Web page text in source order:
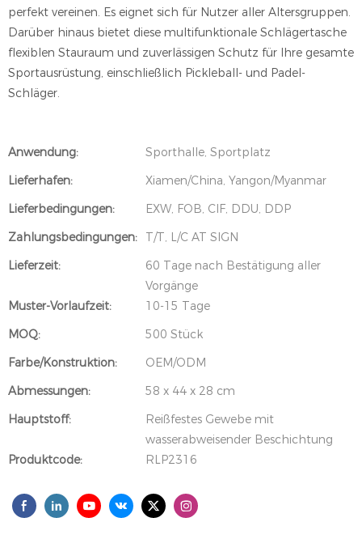
perfekt vereinen. Es eignet sich für Nutzer aller Altersgruppen.
Darüber hinaus bietet diese multifunktionale Schlägertasche
flexiblen Stauraum und zuverlässigen Schutz für Ihre gesamte
Sportausrüstung, einschließlich Pickleball- und Padel-
Schläger.
Anwendung:
Sporthalle, Sportplatz
Lieferhafen:
Xiamen/China, Yangon/Myanmar
Lieferbedingungen:
EXW, FOB, CIF, DDU, DDP
Zahlungsbedingungen:
T/T, L/C AT SIGN
Lieferzeit:
60 Tage nach Bestätigung aller
Vorgänge
Muster-Vorlaufzeit:
10-15 Tage
MOQ:
500 Stück
Farbe/Konstruktion:
OEM/ODM
Abmessungen:
58 x 44 x 28 cm
Hauptstoff:
Reißfestes Gewebe mit
wasserabweisender Beschichtung
Produktcode:
RLP2316